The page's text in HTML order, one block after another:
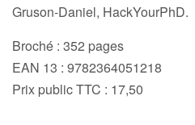
Gruson-Daniel, HackYourPhD.
Broché : 352 pages
EAN 13 : 9782364051218
Prix public TTC : 17,50